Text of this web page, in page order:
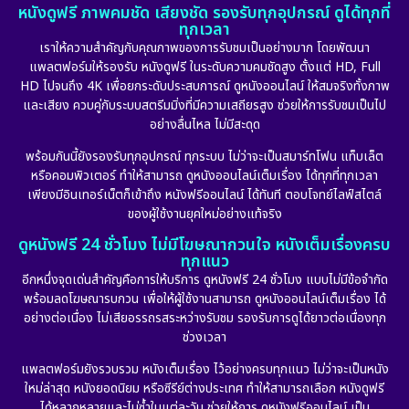
หนังดูฟรี ภาพคมชัด เสียงชัด รองรับทุกอุปกรณ์ ดูได้ทุกที่
ทุกเวลา
เราให้ความสำคัญกับคุณภาพของการรับชมเป็นอย่างมาก โดยพัฒนา
แพลตฟอร์มให้รองรับ หนังดูฟรี ในระดับความคมชัดสูง ตั้งแต่ HD, Full
HD ไปจนถึง 4K เพื่อยกระดับประสบการณ์ ดูหนังออนไลน์ ให้สมจริงทั้งภาพ
และเสียง ควบคู่กับระบบสตรีมมิ่งที่มีความเสถียรสูง ช่วยให้การรับชมเป็นไป
อย่างลื่นไหล ไม่มีสะดุด
พร้อมกันนี้ยังรองรับทุกอุปกรณ์ ทุกระบบ ไม่ว่าจะเป็นสมาร์ทโฟน แท็บเล็ต
หรือคอมพิวเตอร์ ทำให้สามารถ ดูหนังออนไลน์เต็มเรื่อง ได้ทุกที่ทุกเวลา
เพียงมีอินเทอร์เน็ตก็เข้าถึง หนังฟรีออนไลน์ ได้ทันที ตอบโจทย์ไลฟ์สไตล์
ของผู้ใช้งานยุคใหม่อย่างแท้จริง
ดูหนังฟรี 24 ชั่วโมง ไม่มีโฆษณากวนใจ หนังเต็มเรื่องครบ
ทุกแนว
อีกหนึ่งจุดเด่นสำคัญคือการให้บริการ ดูหนังฟรี 24 ชั่วโมง แบบไม่มีข้อจำกัด
พร้อมลดโฆษณารบกวน เพื่อให้ผู้ใช้งานสามารถ ดูหนังออนไลน์เต็มเรื่อง ได้
อย่างต่อเนื่อง ไม่เสียอรรถรสระหว่างรับชม รองรับการดูได้ยาวต่อเนื่องทุก
ช่วงเวลา
แพลตฟอร์มยังรวบรวม หนังเต็มเรื่อง ไว้อย่างครบทุกแนว ไม่ว่าจะเป็นหนัง
ใหม่ล่าสุด หนังยอดนิยม หรือซีรีย์ต่างประเทศ ทำให้สามารถเลือก หนังดูฟรี